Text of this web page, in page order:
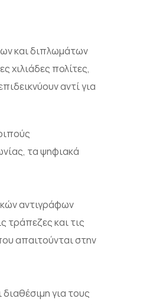
και διπλωμάτων
χιλιάδες πολίτες,
αντί για
τα ψηφιακά
αντιγράφων
τράπεζες και τις
απαιτούνται στην
για τους